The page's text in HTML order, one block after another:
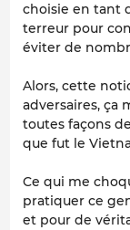
choisie en tant
terreur pour
éviter de
Alors, cette
adversaires, ça
toutes façons
que fut le
Ce qui me
pratiquer ce
et pour de